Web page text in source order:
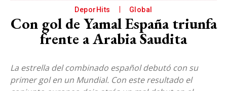
DeporHits Global
Con gol de Yamal España triunfa
frente a Arabia Saudita
La estrella del combinado español debutó con su
primer gol en un Mundial. Con este resultado el